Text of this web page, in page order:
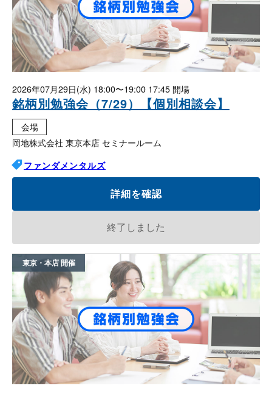
2026年07月29日(水) 18:00〜19:00 17:45
銘柄別勉強会（7/29）【個別相談会】
会場
岡地株式会社 東京本店 セミナールーム
ファンダメンタルズ
詳細を確認
終了しました
東京・本店